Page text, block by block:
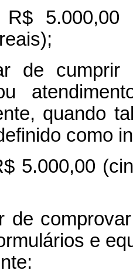
5.000,00
de cumprir
quando
como
5.000,00
de
e